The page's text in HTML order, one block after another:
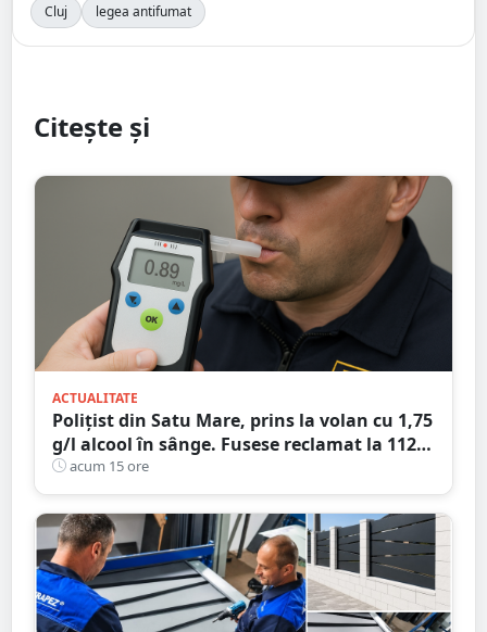
Cluj legea antifumat
Citește și
ACTUALITATE
Polițist din Satu Mare, prins la volan cu 1,75
g/l alcool în sânge. Fusese reclamat la 112
că circula pe contrasens
acum 15 ore